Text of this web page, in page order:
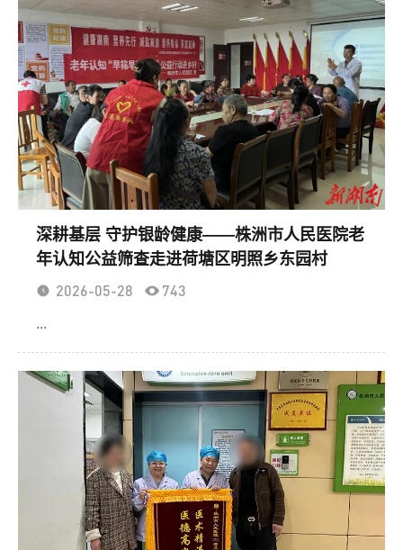
深耕基层 守护银龄健康——株洲市人民医院老
年认知公益筛查走进荷塘区明照乡东园村
2026-05-28 743
...